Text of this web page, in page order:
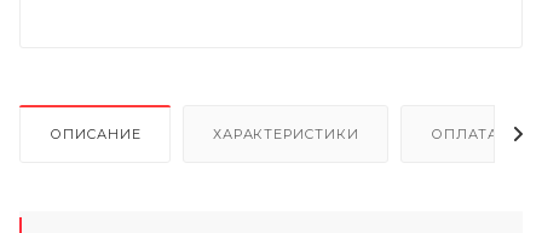
ОПИСАНИЕ ХАРАКТЕРИСТИКИ ОПЛАТА И